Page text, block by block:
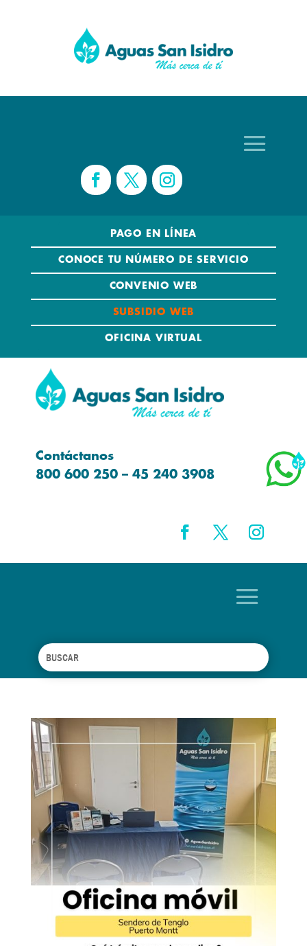
PAGO EN LÍNEA
CONOCE TU NÚMERO DE SERVICIO
CONVENIO WEB
SUBSIDIO WEB
OFICINA VIRTUAL
Contáctanos
800 600 250 – 45 240 3908